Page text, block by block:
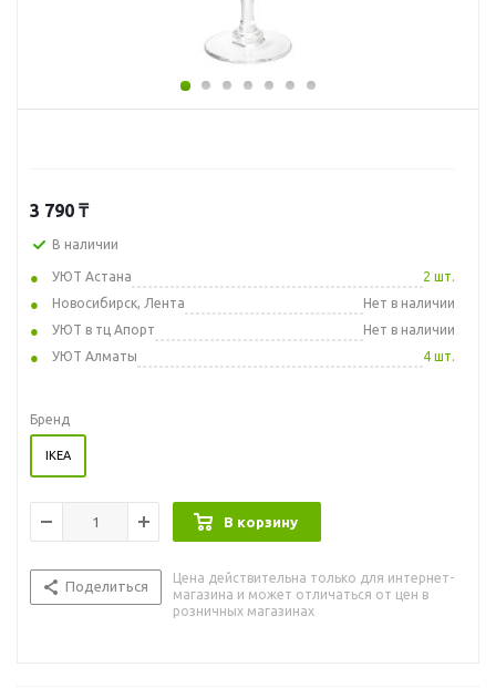
3 790 ₸
В наличии
УЮТ Астана
2 шт.
Новосибирск, Лента
Нет в наличии
УЮТ в тц Апорт
Нет в наличии
УЮТ Алматы
4 шт.
Бренд
IKEA
В корзину
Поделиться
Цена действительна только для интернет-
магазина и может отличаться от цен в
розничных магазинах